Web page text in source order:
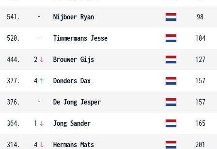
541. - Nijboer Ryan 98
520. - Timmermans Jesse 104
444. 2 Brouwer Gijs 127
377. 4 Donders Dax 157
376. - De Jong Jesper 157
364. 1 Jong Sander 165
314. 4 Hermans Mats 201